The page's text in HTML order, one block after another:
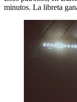
minutos. La libreta